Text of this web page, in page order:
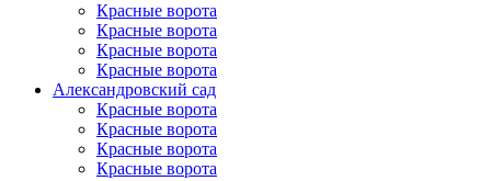
Красные ворота
Красные ворота
Красные ворота
Красные ворота
Александровский сад
Красные ворота
Красные ворота
Красные ворота
Красные ворота